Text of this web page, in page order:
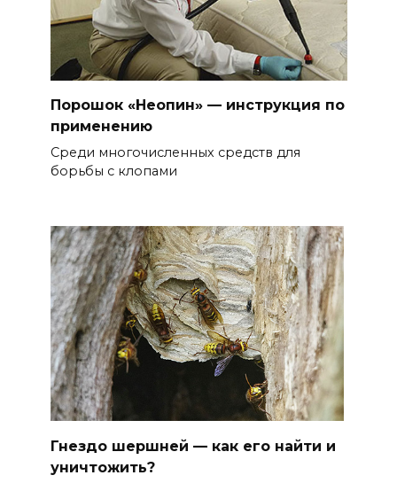
Порошок «Неопин» — инструкция по
применению
Среди многочисленных средств для
борьбы с клопами
Гнездо шершней — как его найти и
уничтожить?